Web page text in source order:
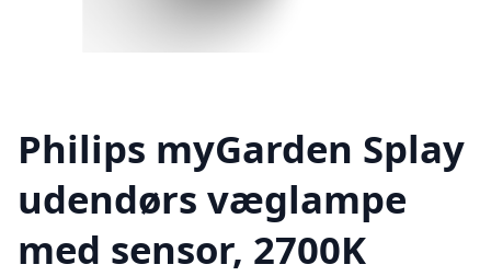
Philips myGarden Splay
udendørs væglampe
med sensor, 2700K